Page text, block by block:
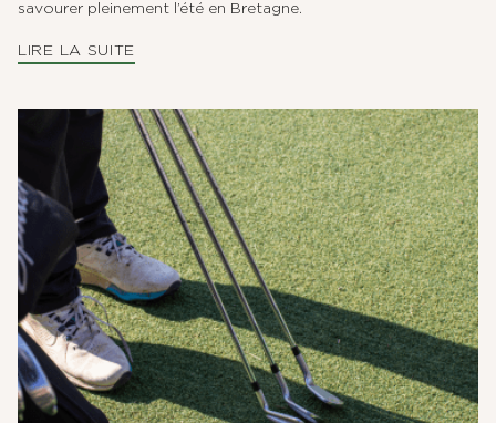
savourer pleinement l’été en Bretagne.
LIRE LA SUITE